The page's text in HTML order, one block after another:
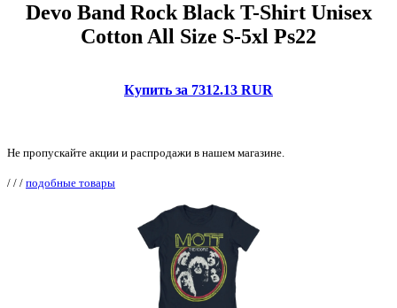
Devo Band Rock Black T-Shirt Unisex
Cotton All Size S-5xl Ps22
Купить за 7312.13 RUR
Не пропускайте акции и распродажи в нашем магазине.
/ / / подобные товары